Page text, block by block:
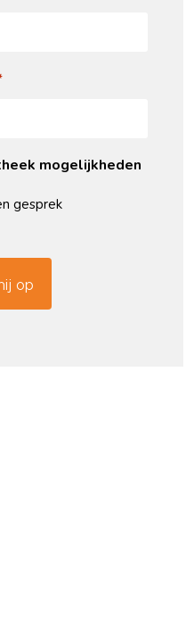
mogelijkheden
gesprek